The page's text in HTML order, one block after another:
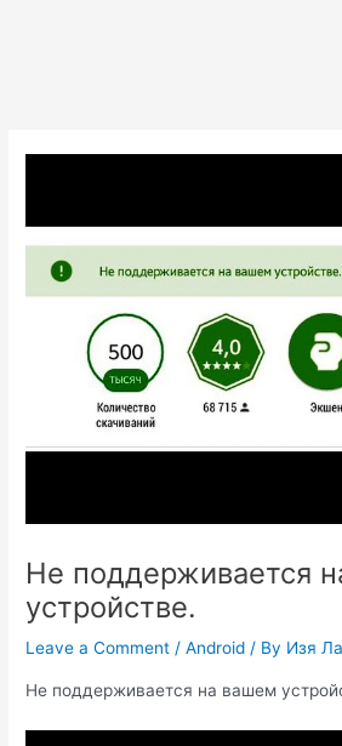
Не поддерживается
устройстве.
Leave a Comment /Android / By Изя
Не поддерживается на вашем